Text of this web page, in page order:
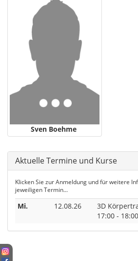
Sven Boehme
Aktuelle Termine und Kurse
Klicken Sie zur Anmeldung und für weitere
jeweiligen Termin...
Mi. 12.08.26
3D
17:00 -